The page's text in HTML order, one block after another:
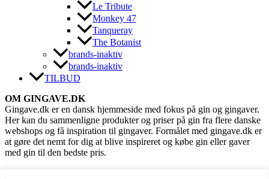
Le Tribute
Monkey 47
Tanqueray
The Botanist
brands-inaktiv
brands-inaktiv
TILBUD
OM GINGAVE.DK
Gingave.dk er en dansk hjemmeside med fokus på gin og gingaver.
Her kan du sammenligne produkter og priser på gin fra flere danske
webshops og få inspiration til gingaver. Formålet med gingave.dk er
at gøre det nemt for dig at blive inspireret og købe gin eller gaver
med gin til den bedste pris.